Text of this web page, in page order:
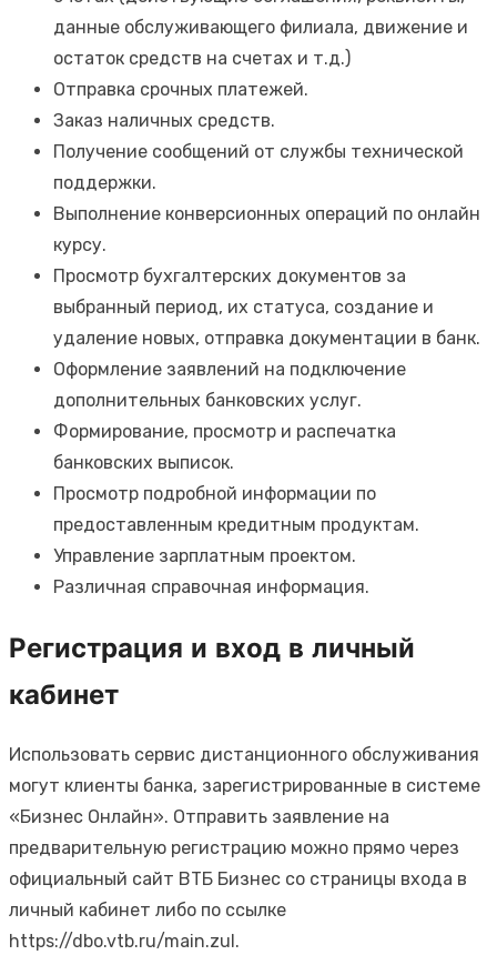
данные обслуживающего филиала, движение и
остаток средств на счетах и т.д.)
Отправка срочных платежей.
Заказ наличных средств.
Получение сообщений от службы технической
поддержки.
Выполнение конверсионных операций по онлайн
курсу.
Просмотр бухгалтерских документов за
выбранный период, их статуса, создание и
удаление новых, отправка документации в банк.
Оформление заявлений на подключение
дополнительных банковских услуг.
Формирование, просмотр и распечатка
банковских выписок.
Просмотр подробной информации по
предоставленным кредитным продуктам.
Управление зарплатным проектом.
Различная справочная информация.
Регистрация и вход в личный
кабинет
Использовать сервис дистанционного обслуживания
могут клиенты банка, зарегистрированные в системе
«Бизнес Онлайн». Отправить заявление на
предварительную регистрацию можно прямо через
официальный сайт ВТБ Бизнес со страницы входа в
личный кабинет либо по ссылке
https://dbo.vtb.ru/main.zul.